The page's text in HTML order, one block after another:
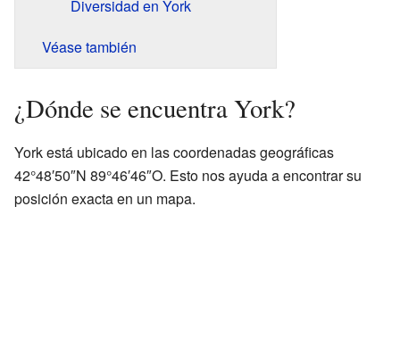
Diversidad en York
Véase también
¿Dónde se encuentra York?
York está ubicado en las coordenadas geográficas
42°48′50″N 89°46′46″O. Esto nos ayuda a encontrar su
posición exacta en un mapa.